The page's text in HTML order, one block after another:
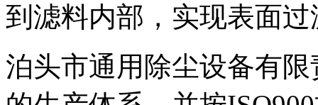
到滤料内部，实现表面过
泊头市通用除尘设备有